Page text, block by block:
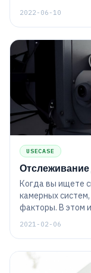
Получите
2022-06-10
USECASE
Отслеживание
Когда вы ищете
камерных
факторы. В этом
расскажем о
несколько
отслеживания
2021-02-06